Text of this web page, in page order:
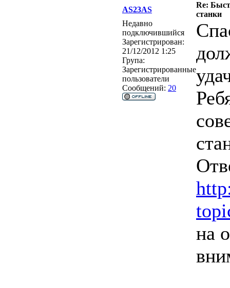
AS23AS
Re:
станки
Недавно
подключившийся
Зарегистрирован:
21/12/2012 1:25
Група:
Зарегистрированные
пользователи
Сообщений: 20
на